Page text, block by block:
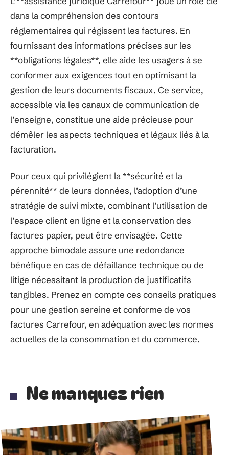
dans la compréhension des contours
réglementaires qui régissent les factures. En
fournissant des informations précises sur les
**obligations légales**, elle aide les usagers à se
conformer aux exigences tout en optimisant la
gestion de leurs documents fiscaux. Ce service,
accessible via les canaux de communication de
l’enseigne, constitue une aide précieuse pour
démêler les aspects techniques et légaux liés à la
facturation.
Pour ceux qui privilégient la **sécurité et la
pérennité** de leurs données, l’adoption d’une
stratégie de suivi mixte, combinant l’utilisation de
l’espace client en ligne et la conservation des
factures papier, peut être envisagée. Cette
approche bimodale assure une redondance
bénéfique en cas de défaillance technique ou de
litige nécessitant la production de justificatifs
tangibles. Prenez en compte ces conseils pratiques
pour une gestion sereine et conforme de vos
factures Carrefour, en adéquation avec les normes
actuelles de la consommation et du commerce.
Ne manquez rien